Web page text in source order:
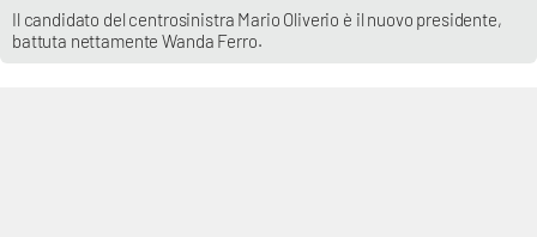
Il candidato del centrosinistra Mario Oliverio è il nuovo presidente,
battuta nettamente Wanda Ferro.